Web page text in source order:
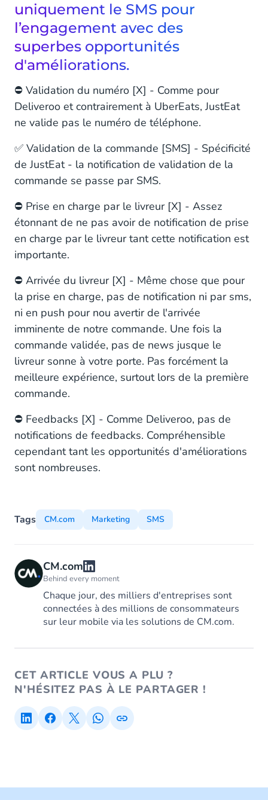
uniquement le SMS pour
l’engagement avec des
superbes opportunités
d'améliorations.
⛔️ Validation du numéro [X] - Comme pour
Deliveroo et contrairement à UberEats, JustEat
ne valide pas le numéro de téléphone.
✅ Validation de la commande [SMS] - Spécificité
de JustEat - la notification de validation de la
commande se passe par SMS.
⛔️ Prise en charge par le livreur [X] - Assez
étonnant de ne pas avoir de notification de prise
en charge par le livreur tant cette notification est
importante.
⛔️ Arrivée du livreur [X] - Même chose que pour
la prise en charge, pas de notification ni par sms,
ni en push pour nou avertir de l'arrivée
imminente de notre commande. Une fois la
commande validée, pas de news jusque le
livreur sonne à votre porte. Pas forcément la
meilleure expérience, surtout lors de la première
commande.
⛔️ Feedbacks [X] - Comme Deliveroo, pas de
notifications de feedbacks. Compréhensible
cependant tant les opportunités d'améliorations
sont nombreuses.
Tags CM.com Marketing SMS
CM.com
Behind every moment
Chaque jour, des milliers d'entreprises sont
connectées à des millions de consommateurs
sur leur mobile via les solutions de CM.com.
CET ARTICLE VOUS A PLU ?
N'HÉSITEZ PAS À LE PARTAGER !